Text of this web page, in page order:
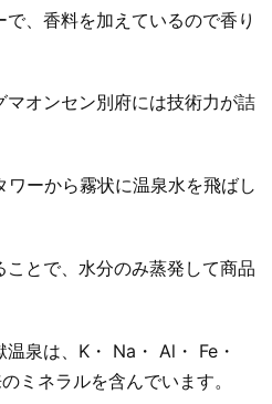
、香料を加えているので香り
オンセン別府には技術力が詰
ーから霧状に温泉水を飛ばし
とで、水分のみ蒸発して商品
泉は、K・ Na・ Al・ Fe・
ミネラルを含んでいます。